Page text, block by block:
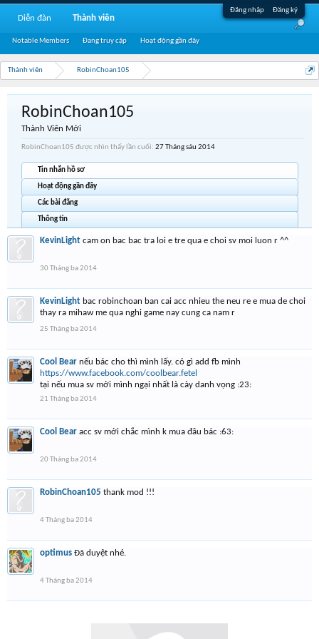
Đăng nhập Đăng ký
Thành viên RobinChoan105
RobinChoan105
Thành Viên Mới
RobinChoan105 được nhìn thấy lần cuối: 27 Tháng sáu 2014
Tin nhắn hồ sơ
Hoạt động gần đây
Các bài đăng
Thông tin
KevinLight cam on bac bac tra loi e tre qua e choi sv moi luon r ^^
30 Tháng ba 2014
KevinLight bac robinchoan ban cai acc nhieu the neu re e mua de choi
thay ra mihaw me qua nghi game nay cung ca nam r
25 Tháng ba 2014
Cool Bear nếu bác cho thì mình lấy. có gì add fb mình
https://www.facebook.com/coolbear.fetel
tại nếu mua sv mới mình ngại nhất là cày danh vọng :23:
21 Tháng ba 2014
Cool Bear acc sv mới chắc mình k mua đâu bác :63:
20 Tháng ba 2014
RobinChoan105 thank mod !!!
4 Tháng ba 2014
optimus Đã duyệt nhé.
4 Tháng ba 2014
Diễn đàn Thành viên
Notable Members Đang truy cập Hoạt động gần đây